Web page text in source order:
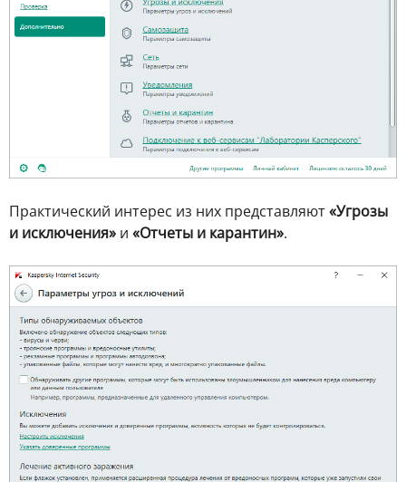
Практический интерес из них представляют«Угрозы
и исключения» и «Отчеты и карантин».